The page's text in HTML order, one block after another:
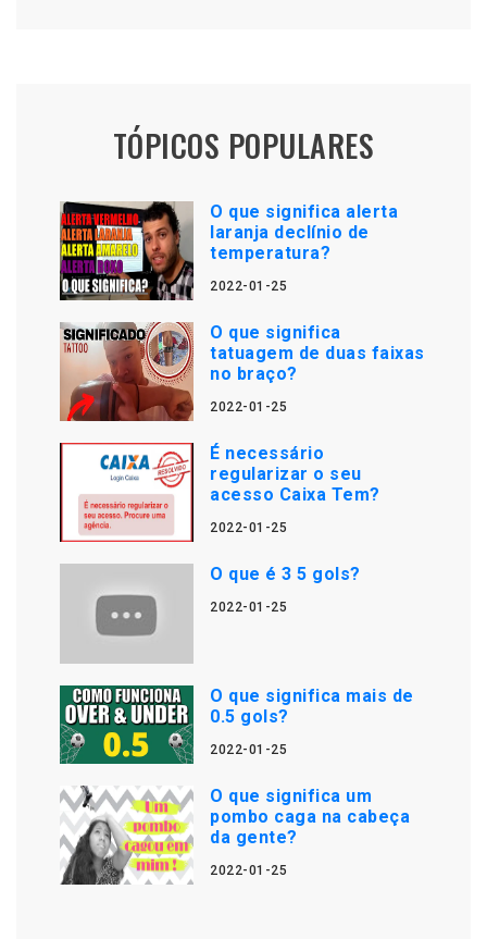
TÓPICOS POPULARES
O que significa alerta
laranja declínio de
temperatura?
2022-01-25
O que significa
tatuagem de duas faixas
no braço?
2022-01-25
É necessário
regularizar o seu
acesso Caixa Tem?
2022-01-25
O que é 3 5 gols?
2022-01-25
O que significa mais de
0.5 gols?
2022-01-25
O que significa um
pombo caga na cabeça
da gente?
2022-01-25